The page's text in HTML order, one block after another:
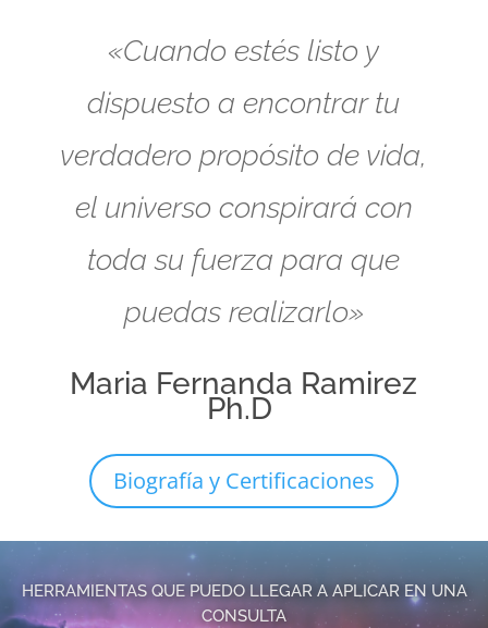
«Cuando estés listo y
dispuesto a encontrar tu
verdadero propósito de vida,
el universo conspirará con
toda su fuerza para que
puedas realizarlo»
Maria Fernanda Ramirez
Ph.D
Biografía y Certificaciones
HERRAMIENTAS QUE PUEDO LLEGAR A APLICAR EN UNA
CONSULTA